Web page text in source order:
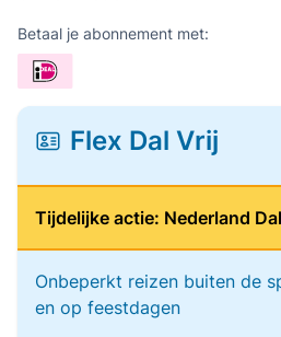
Betaal je abonnement met:
Flex Dal Vrij
Tijdelijke actie: Nederland
Onbeperkt reizen buiten de
en op feestdagen